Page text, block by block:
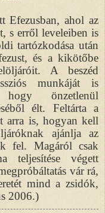
Efezusban, ahol az
s erről leveleiben is
tartózkodása után
és a kikötőbe
A beszéd
munkáját is
hogy önzetlenül
élt. Feltárta a
arra is, hogyan kell
ajánlja az
fel. Magáról csak
teljesítése végett
vár rá,
mind a zsidók,
2006.)